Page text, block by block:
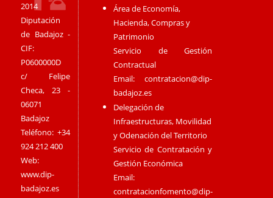
2014
Diputación
de Badajoz -
CIF:
P0600000D
c/ Felipe
Checa, 23 -
06071
Badajoz
Teléfono: +34
924 212 400
Web:
www.dip-
badajoz.es
Área de Economía,
Hacienda, Compras y
Patrimonio
Servicio de Gestión
Contractual
Email:contratacion@dip-
badajoz.es
Delegación de
Infraestructuras, Movilidad
y Odenación del Territorio
Servicio de Contratación y
Gestión Económica
Email:
contratacionfomento@dip-